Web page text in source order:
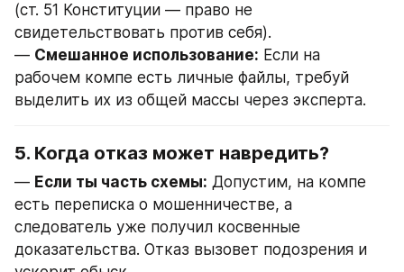
(ст. 51 Конституции — право не
свидетельствовать против себя).
— Смешанное использование: Если на
рабочем компе есть личные файлы, требуй
выделить их из общей массы через эксперта.
5. Когда отказ может навредить?
— Если ты часть схемы: Допустим, на компе
есть переписка о мошенничестве, а
следователь уже получил косвенные
доказательства. Отказ вызовет подозрения и